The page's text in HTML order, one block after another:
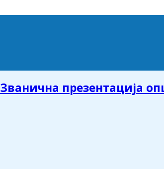
Званична презентација